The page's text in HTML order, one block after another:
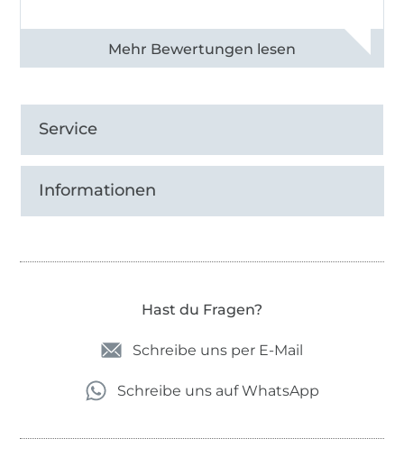
Alle 82990 Bewertungen ansehen
Service
Informationen
Hast du Fragen?
Schreibe uns per E-Mail
Schreibe uns auf WhatsApp